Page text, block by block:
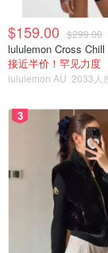
$159.00 $299.00
lululemon Cross
接近半价！罕见力度
lululemon AU 2033人
3